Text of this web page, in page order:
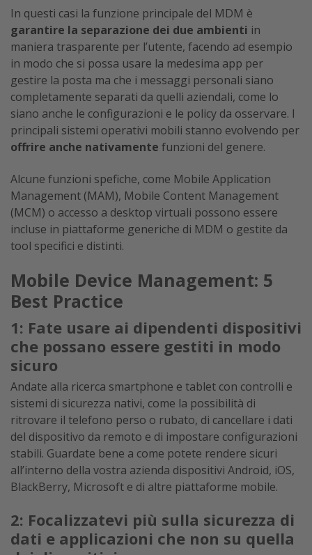
In questi casi la funzione principale del MDM è
garantire la separazione dei due ambienti in
maniera trasparente per l’utente, facendo ad esempio
in modo che si possa usare la medesima app per
gestire la posta ma che i messaggi personali siano
completamente separati da quelli aziendali, come lo
siano anche le configurazioni e le policy da osservare. I
principali sistemi operativi mobili stanno evolvendo per
offrire anche nativamente funzioni del genere.
Alcune funzioni spefiche, come Mobile Application
Management (MAM), Mobile Content Management
(MCM) o accesso a desktop virtuali possono essere
incluse in piattaforme generiche di MDM o gestite da
tool specifici e distinti.
Mobile Device Management: 5
Best Practice
1: Fate usare ai dipendenti dispositivi
che possano essere gestiti in modo
sicuro
Andate alla ricerca smartphone e tablet con controlli e
sistemi di sicurezza nativi, come la possibilità di
ritrovare il telefono perso o rubato, di cancellare i dati
del dispositivo da remoto e di impostare configurazioni
stabili. Guardate bene a come potete rendere sicuri
all’interno della vostra azienda dispositivi Android, iOS,
BlackBerry, Microsoft e di altre piattaforme mobile.
2: Focalizzatevi più sulla sicurezza di
dati e applicazioni che non su quella